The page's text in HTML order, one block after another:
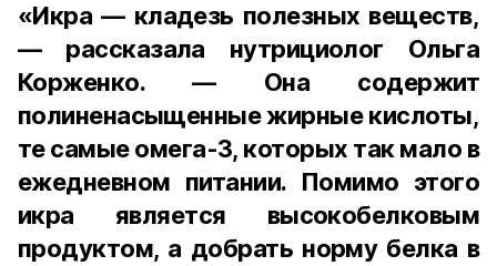
«Икра — кладезь полезных веществ,
— рассказала нутрициолог Ольга
Корженко. — Она содержит
полиненасыщенные жирные кислоты,
те самые омега-3, которых так мало в
ежедневном питании. Помимо этого
икра является высокобелковым
продуктом, а добрать норму белка в